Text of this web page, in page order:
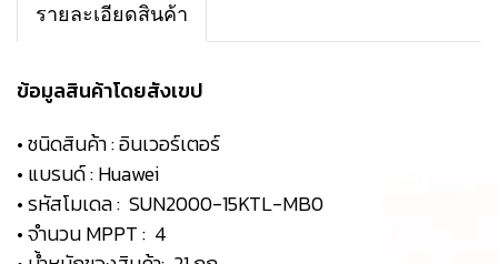
รายละเอียดสินค้า
ข้อมูลสินค้าโดยสังเขป
• ชนิดสินค้า : อินเวอร์เตอร์
• แบรนด์ : Huawei
• รหัสโมเดล : SUN2000-15KTL-MB0
• จำนวน MPPT : 4